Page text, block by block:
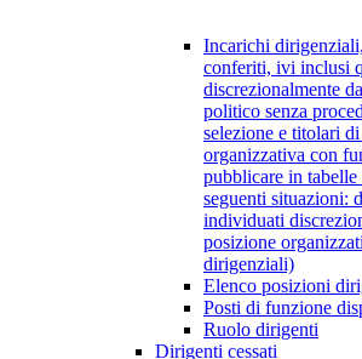
Incarichi
conferiti, ivi inclusi
discrezionalmente
politico senza
selezione e titolari
organizzativa con
pubblicare in
seguenti situazioni:
individuati
posizione
dirigenziali)
Elenco posizioni
Posti di funzione
Ruolo dirigenti
Dirigenti cessati